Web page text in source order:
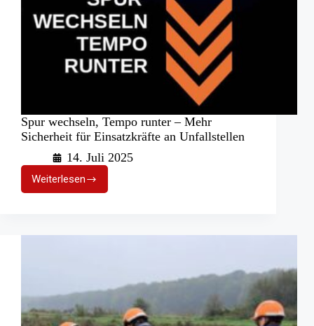
Spur wechseln, Tempo runter – Mehr
Sicherheit für Einsatzkräfte an Unfallstellen
14. Juli 2025
Weiterlesen
Spur
wechseln,
–
Einsatzkräfte
an
Unfallstellen